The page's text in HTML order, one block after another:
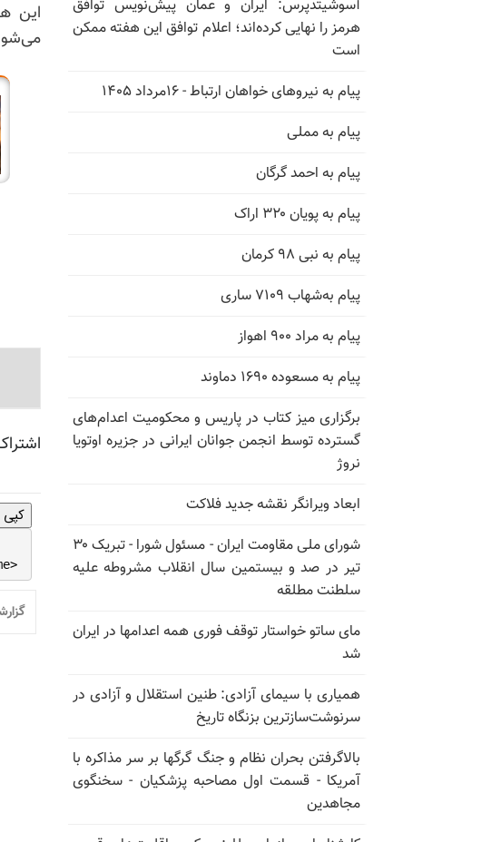
این
آسوشیتدپرس: ایران و عمان پیش‌نویس توافق
هرمز را نهایی کرده‌اند؛ اعلام توافق این هفته ممکن
است
پیام به نیروهای خواهان ارتباط - ۱۶مرداد ۱۴۰۵
پیام به مملی
پیام به احمد گرگان
پیام به پویان ۳۲۰ اراک
پیام به نبی ۹۸ کرمان
پیام به‌شهاب ۷۱۰۹ ساری
پیام به مراد ۹۰۰ اهواز
پیام به مسعوده ۱۶۹۰ دماوند
برگزاری میز کتاب در پاریس و محکومیت اعدام‌های
گسترده توسط انجمن جوانان ایرانی در جزیره اوتویا
نروژ
ابعاد ویرانگر نقشه جدید فلاکت
شورای ملی مقاومت ایران - مسئول شورا - تبریک ۳۰
تیر در صد و بیستمین سال انقلاب مشروطه علیه
سلطنت مطلقه
مای ساتو خواستار توقف فوری همه اعدامها در ایران
شد
همیاری با سیمای آزادی: طنین استقلال و آزادی در
سرنوشت‌سازترین بزنگاه تاریخ
بالا‌گرفتن بحران نظام و جنگ گرگها بر سر مذاکره با
آمریکا - قسمت اول مصاحبه پزشکیان - سخنگوی
مجاهدین